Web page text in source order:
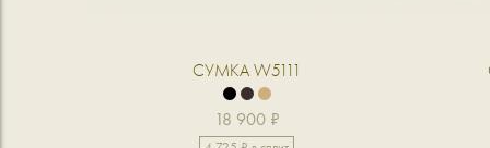
СУМКА W5111
18 900 ₽